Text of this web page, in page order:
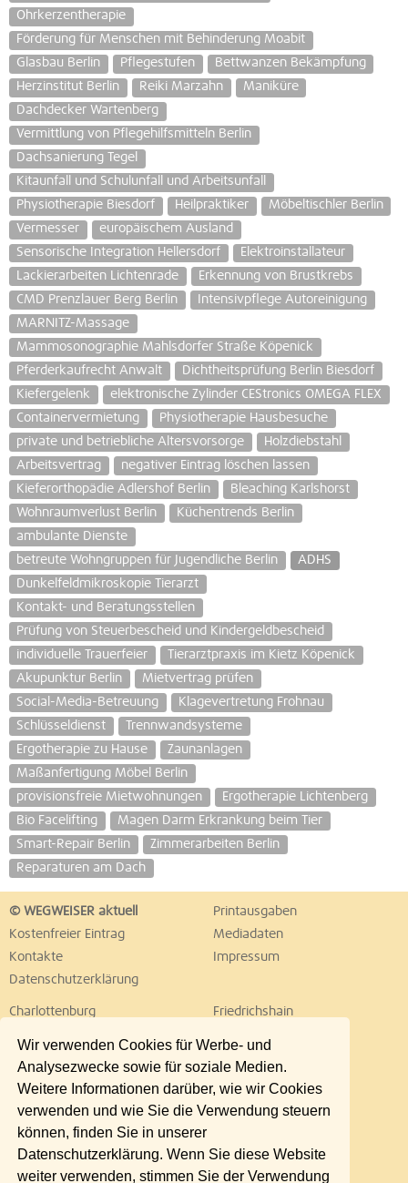
Wir verwenden Cookies für Werbe- und
Analysezwecke sowie für soziale Medien.
Weitere Informationen darüber, wie wir Cookies
verwenden und wie Sie die Verwendung steuern
können, finden Sie in unserer
Datenschutzerklärung. Wenn Sie diese Website
weiter verwenden, stimmen Sie der Verwendung
Ohrkerzentherapie
Förderung für Menschen mit Behinderung Moabit
Glasbau Berlin
Pflegestufen
Bettwanzen Bekämpfung
Herzinstitut Berlin
Reiki Marzahn
Maniküre
Dachdecker Wartenberg
Vermittlung von Pflegehilfsmitteln Berlin
Dachsanierung Tegel
Kitaunfall und Schulunfall und Arbeitsunfall
Physiotherapie Biesdorf
Heilpraktiker
Möbeltischler Berlin
Vermesser
europäischem Ausland
Sensorische Integration Hellersdorf
Elektroinstallateur
Lackierarbeiten Lichtenrade
Erkennung von Brustkrebs
CMD Prenzlauer Berg Berlin
Intensivpflege Autoreinigung
MARNITZ-Massage
Mammosonographie Mahlsdorfer Straße Köpenick
Pferderkaufrecht Anwalt
Dichtheitsprüfung Berlin Biesdorf
Kiefergelenk
elektronische Zylinder CEStronics OMEGA FLEX
Containervermietung
Physiotherapie Hausbesuche
private und betriebliche Altersvorsorge
Holzdiebstahl
Arbeitsvertrag
negativer Eintrag löschen lassen
Kieferorthopädie Adlershof Berlin
Bleaching Karlshorst
Wohnraumverlust Berlin
Küchentrends Berlin
ambulante Dienste
betreute Wohngruppen für Jugendliche Berlin
ADHS
Dunkelfeldmikroskopie Tierarzt
Kontakt- und Beratungsstellen
Prüfung von Steuerbescheid und Kindergeldbescheid
individuelle Trauerfeier
Tierarztpraxis im Kietz Köpenick
Akupunktur Berlin
Mietvertrag prüfen
Social-Media-Betreuung
Klagevertretung Frohnau
Schlüsseldienst
Trennwandsysteme
Ergotherapie zu Hause
Zaunanlagen
Maßanfertigung Möbel Berlin
provisionsfreie Mietwohnungen
Ergotherapie Lichtenberg
Bio Facelifting
Magen Darm Erkrankung beim Tier
Smart-Repair Berlin
Zimmerarbeiten Berlin
Reparaturen am Dach
© WEGWEISER aktuell
Printausgaben
Kostenfreier Eintrag
Mediadaten
Kontakte
Impressum
Datenschutzerklärung
Charlottenburg
Friedrichshain
Lichtenberg
Marzahn
Neukölln
Pankow
Reinickendorf
Schöneberg
Spandau
Steglitz